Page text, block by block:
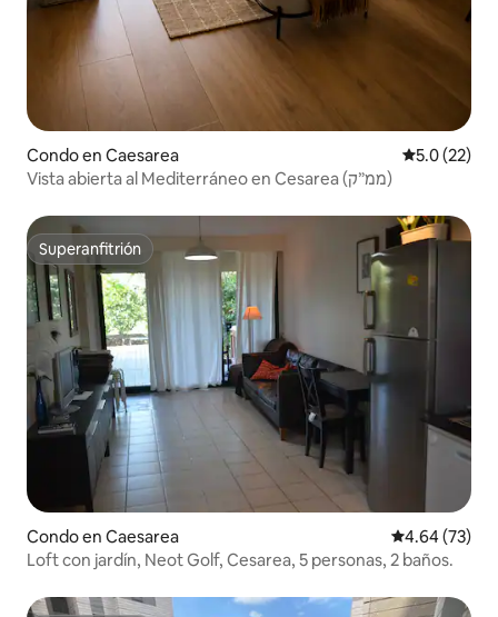
Condo en Caesarea Calificación
5.0 (22)
Vista abierta al Mediterráneo en Cesarea (ממ״ק)
Superanfitrión
Superanfitrión
Condo en Caesarea Calificación
4.64 (73)
Loft con jardín, Neot Golf, Cesarea, 5 personas, 2 baños.